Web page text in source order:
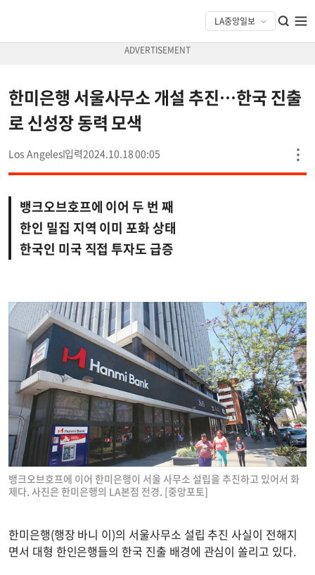
한미은행 서울사무소 개설 추진…한국 진출
로 신성장 동력 모색
Los Angeles 2024.10.18 00:05
뱅크오브호프에 이어 두 번 째
한인 밀집 지역 이미 포화 상태
한국인 미국 직접 투자도 급증
뱅크오브호프에 이어 한미은행이 서울 사무소 설립을 추진하고 있어서 화
제다. 사진은 한미은행의 LA본점 전경. [중앙포토]
한미은행(행장 바니 이)의 서울사무소 설립 추진 사실이 전해지
면서 대형 한인은행들의 한국 진출 배경에 관심이 쏠리고 있다.